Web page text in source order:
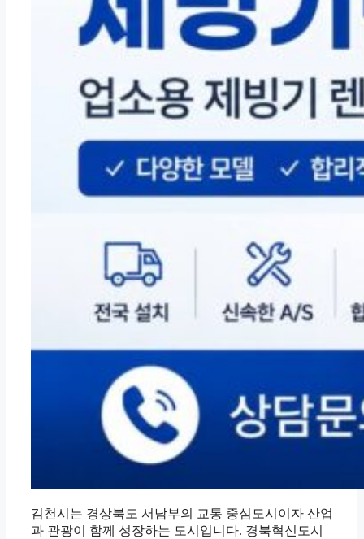
김천시는 경상북도 서남부의 교통 중심도시이자 산업
과 관광이 함께 성장하는 도시입니다. 경북혁신도시